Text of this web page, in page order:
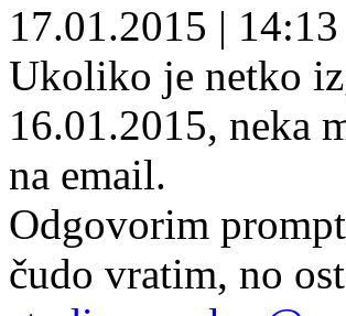
17.01.2015 | 14:13
Ukoliko je netko
16.01.2015, neka
na email.
Odgovorim
čudo vratim, no